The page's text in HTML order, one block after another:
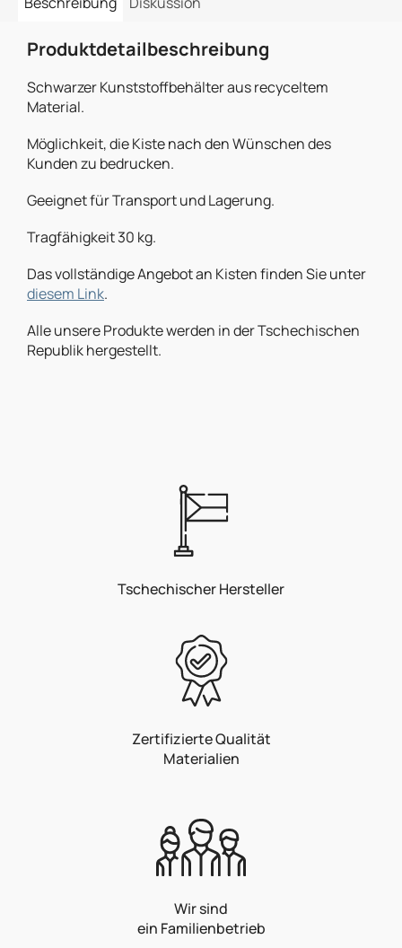
Produktdetailbeschreibung
Schwarzer Kunststoffbehälter aus recyceltem
Material.
Möglichkeit, die Kiste nach den Wünschen des
Kunden zu bedrucken.
Geeignet für Transport und Lagerung.
Tragfähigkeit 30 kg.
Das vollständige Angebot an Kisten finden Sie unter
diesem Link.
Alle unsere Produkte werden in der Tschechischen
Republik hergestellt.
Tschechischer Hersteller
Zertifizierte Qualität
Materialien
Wir sind
ein Familienbetrieb